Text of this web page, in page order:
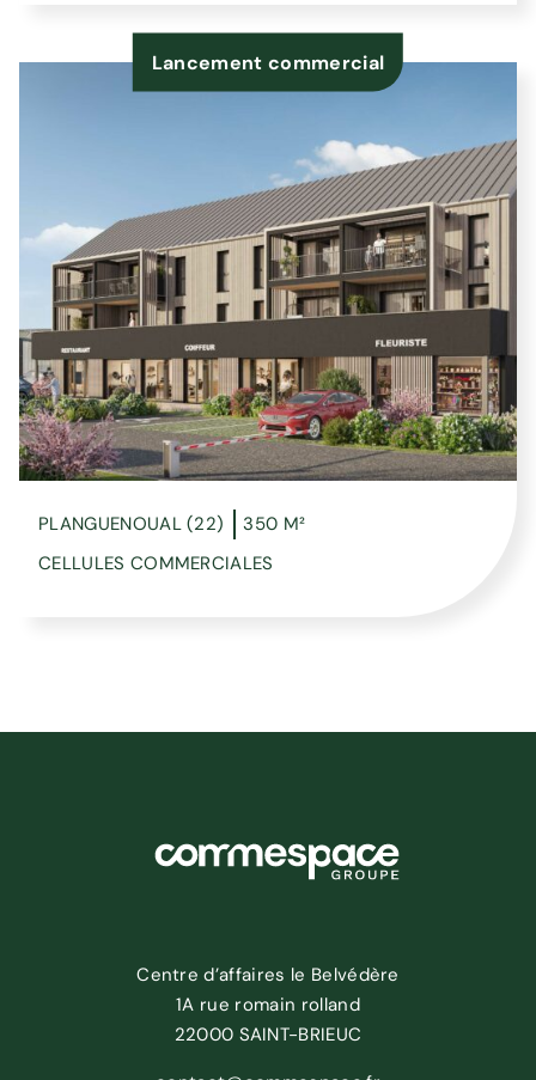
Lancement commercial
PLANGUENOUAL (22)
350 M²
CELLULES COMMERCIALES
Centre d’affaires le Belvédère
1A rue romain rolland
22000 SAINT-BRIEUC